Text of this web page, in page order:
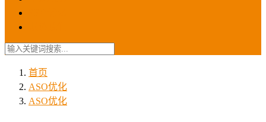
首页
ASO优化
ASO优化